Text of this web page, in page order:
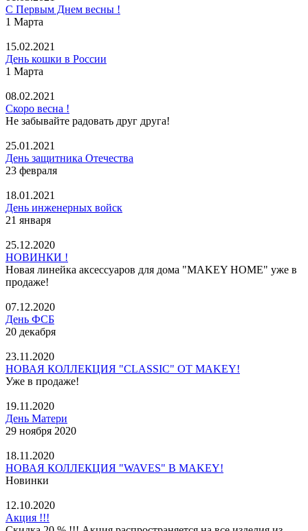
С Первым Днем весны !
1 Марта
15.02.2021
День кошки в России
1 Марта
08.02.2021
Скоро весна !
Не забывайте радовать друг друга!
25.01.2021
День защитника Отечества
23 февраля
18.01.2021
День инженерных войск
21 января
25.12.2020
НОВИНКИ !
Новая линейка аксессуаров для дома "MAKEY HOME" уже в
продаже!
07.12.2020
День ФСБ
20 декабря
23.11.2020
НОВАЯ КОЛЛЕКЦИЯ "CLASSIC" ОТ MAKEY!
Уже в продаже!
19.11.2020
День Матери
29 ноября 2020
18.11.2020
НОВАЯ КОЛЛЕКЦИЯ "WAVES" В MAKEY!
Новинки
12.10.2020
Акция !!!